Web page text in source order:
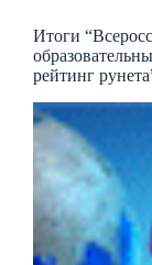
Итоги
рейтинг